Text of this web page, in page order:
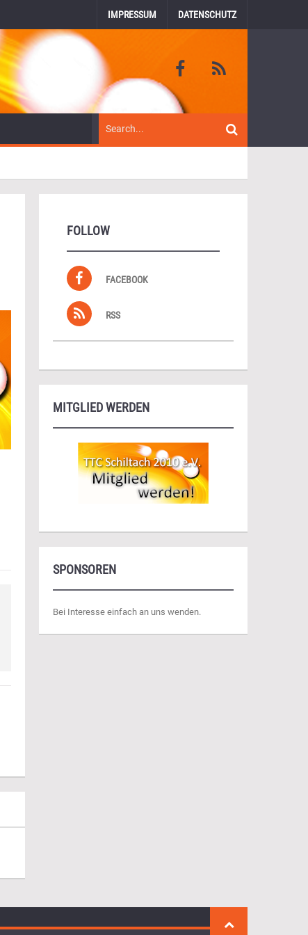
IMPRESSUM DATENSCHUTZ
FOLLOW
FACEBOOK
RSS
MITGLIED WERDEN
SPONSOREN
Bei Interesse einfach an uns wenden.